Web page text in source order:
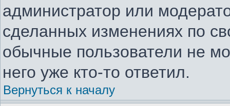
администратор или
сделанных изменениях по
обычные пользователи не
него уже кто-то ответил.
Вернуться к началу